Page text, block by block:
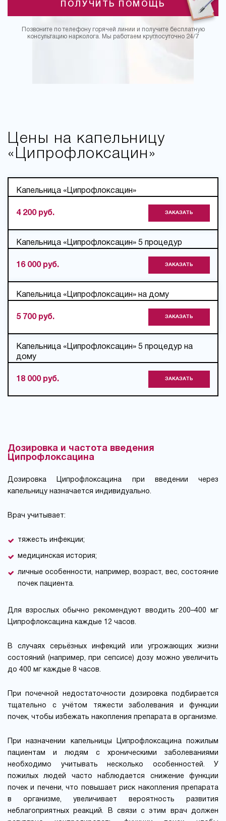
ПОЛУЧИТЬ ПОМОЩЬ
Позвоните по телефону горячей линии и получите бесплатную
консультацию нарколога. Мы работаем круглосуточно 24/7
Цены на капельницу
«Ципрофлоксацин»
Капельница «Ципрофлоксацин»
4 200 руб. ЗАКАЗАТЬ
Капельница «Ципрофлоксацин» 5 процедур
16 000 руб. ЗАКАЗАТЬ
Капельница «Ципрофлоксацин» на дому
5 700 руб. ЗАКАЗАТЬ
Капельница «Ципрофлоксацин» 5 процедур на
дому
18 000 руб. ЗАКАЗАТЬ
Дозировка и частота введения
Ципрофлоксацина
Дозировка Ципрофлоксацина при введении через
капельницу назначается индивидуально.
Врач учитывает:
тяжесть инфекции;
медицинская история;
личные особенности, например, возраст, вес, состояние
почек пациента.
Для взрослых обычно рекомендуют вводить 200–400 мг
Ципрофлоксацина каждые 12 часов.
В случаях серьёзных инфекций или угрожающих жизни
состояний (например, при сепсисе) дозу можно увеличить
до 400 мг каждые 8 часов.
При почечной недостаточности дозировка подбирается
тщательно с учётом тяжести заболевания и функции
почек, чтобы избежать накопления препарата в организме.
При назначении капельницы Ципрофлоксацина пожилым
пациентам и людям с хроническими заболеваниями
необходимо учитывать несколько особенностей. У
пожилых людей часто наблюдается снижение функции
почек и печени, что повышает риск накопления препарата
в организме, увеличивает вероятность развития
неблагоприятных реакций. В связи с этим врач должен